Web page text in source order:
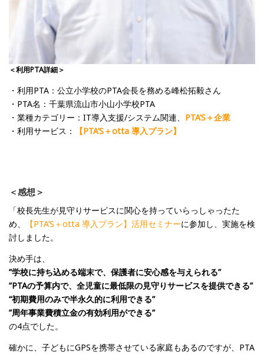
＜利用PTA詳細＞
・利用PTA：公立小学校のPTA会長を務める峰松拓毅さん
・PTA名：千葉県流山市小山小学校PTA
・業種カテゴリー：IT導入支援/システム関連、 PTA’S＋企業
・利用サービス：
【PTA’S＋otta 導入プラン】
＜感想＞
「校長先生が見守りサービスに関心を持っていらっしゃったた
め、
【PTA’S＋otta 導入プラン】活用セミナーに参加し、実施を検
討しました。
決め手は、
”学校に持ち込める端末で、保護者に安心感を与えられる”
”PTAの予算内で、全児童に最低限の見守りサービスを提供できる”
“初期費用のみで半永久的に利用できる”
”周年事業費積立金の有効利用ができる”
の4点でした。
確かに、子どもにGPSを携帯させている家庭もあるのですが、PTA